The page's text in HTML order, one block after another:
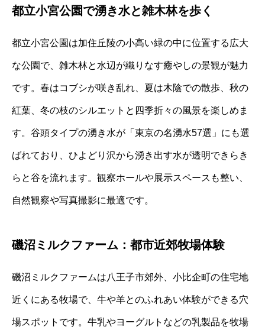
都立小宮公園で湧き水と雑木林を歩く
都立小宮公園は加住丘陵の小高い緑の中に位置する広大
な公園で、雑木林と水辺が織りなす癒やしの景観が魅力
です。春はコブシが咲き乱れ、夏は木陰での散歩、秋の
紅葉、冬の枝のシルエットと四季折々の風景を楽しめま
す。谷頭タイプの湧き水が「東京の名湧水57選」にも選
ばれており、ひよどり沢から湧き出す水が透明できらき
らと谷を流れます。観察ホールや展示スペースも整い、
自然観察や写真撮影に最適です。
磯沼ミルクファーム：都市近郊牧場体験
磯沼ミルクファームは八王子市郊外、小比企町の住宅地
近くにある牧場で、牛や羊とのふれあい体験ができる穴
場スポットです。牛乳やヨーグルトなどの乳製品を牧場